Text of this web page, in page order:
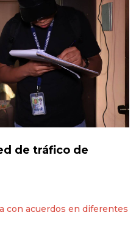
de tráfico de